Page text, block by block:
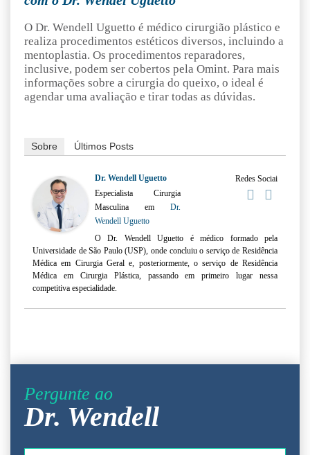
O Dr. Wendell Uguetto é médico cirurgião plástico e
realiza procedimentos estéticos diversos, incluindo a
mentoplastia. Os procedimentos reparadores,
inclusive, podem ser cobertos pela Omint. Para mais
informações sobre a cirurgia do queixo, o ideal é
agendar uma avaliação e tirar todas as dúvidas.
Sobre Últimos Posts
Redes Sociai
Dr. Wendell Uguetto
Especialista Cirurgia
Masculina em Dr.
Wendell Uguetto
O Dr. Wendell Uguetto é médico formado pela
Universidade de São Paulo (USP), onde concluiu o serviço de Residência
Médica em Cirurgia Geral e, posteriormente, o serviço de Residência
Médica em Cirurgia Plástica, passando em primeiro lugar nessa
competitiva especialidade.
Pergunte ao
Dr. Wendell